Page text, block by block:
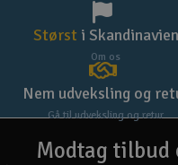
Størst i Skandinavien
Om os
Nem udveksling og
Gå til udveksling og retur
Modtag tilbud